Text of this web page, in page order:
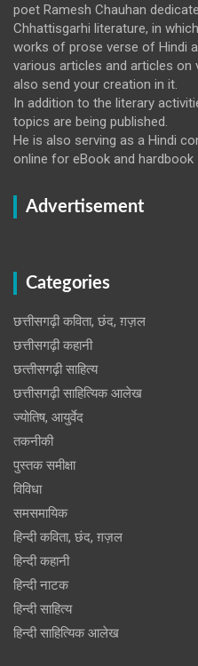
poet Ramesh Chauhan
Chhattisgarhi literature, in
works of prose verse of Hindi
various articles and articles
also send your creation in it.
In addition to the literary
topics are being published.
He is also serving as a Hindi
online for eBook and hardbook
Advertisement
Categories
छत्तीसगढ़ी कविता, छंद, ग़ज़ल
छत्तीसगढ़ी कहानी
छत्‍तीसगढ़ी साहित्‍य
छत्तीसगढ़ी साहित्यिक आलेख
ज्योतिष, आयुर्वेद
तकनीकी
पुस्‍तक समीक्षा
विविधा
समसमायिक
हिन्दी कविता, छंद, ग़ज़ल
हिन्दी कहानी
हिन्‍दी नाटक
हिन्दी साहित्य
हिन्दी साहित्यिक आलेख